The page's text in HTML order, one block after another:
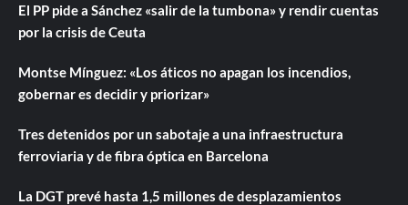
El PP pide a Sánchez «salir de la tumbona» y rendir cuentas
por la crisis de Ceuta
Montse Mínguez: «Los áticos no apagan los incendios,
gobernar es decidir y priorizar»
Tres detenidos por un sabotaje a una infraestructura
ferroviaria y de fibra óptica en Barcelona
La DGT prevé hasta 1,5 millones de desplazamientos